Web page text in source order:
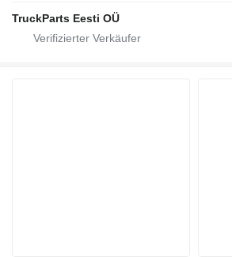
TruckParts Eesti OÜ